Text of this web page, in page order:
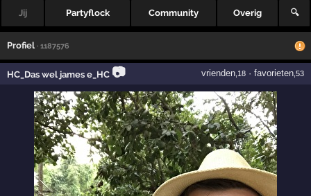
Jij Partyflock Community Overig 🔍
Profiel · 1187576
HC_Das wel james e_HC 📷 vrienden,18· favorieten,53